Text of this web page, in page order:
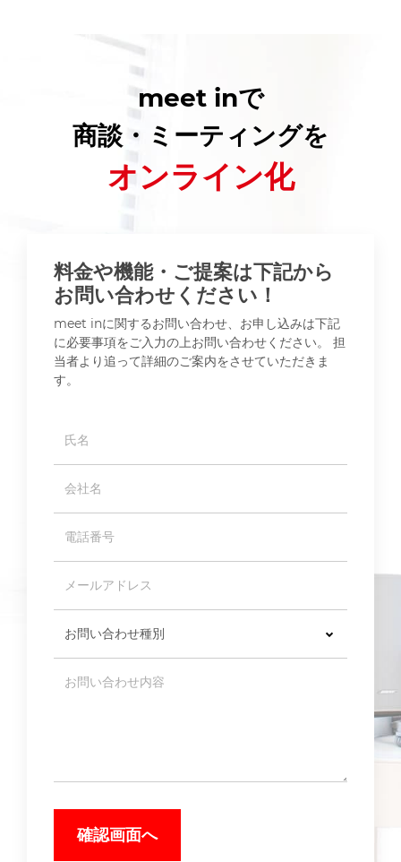
meet inで
商談・ミーティングを
オンライン化
料金や機能・ご提案は下記から
お問い合わせください！
meet inに関するお問い合わせ、お申し込みは下記
に必要事項をご入力の上お問い合わせください。 担
当者より追って詳細のご案内をさせていただきま
す。
確認画面へ